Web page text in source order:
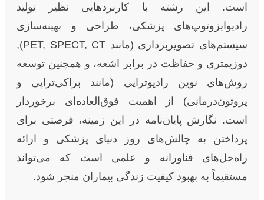
است. این رشته با کاربردهایی نظیر تولید
رادیوایزوتوپ‌های پزشکی، طراحی و بهینه‌سازی
سیستم‌های تصویربرداری (مانند PET, SPECT, CT),
دوزیمتری و حفاظت در برابر اشعه، و همچنین توسعه
روش‌های نوین رادیوتراپی (مانند براکی‌تراپی و
پروتون‌درمانی) از اهمیت فوق‌العاده‌ای برخوردار
است. نگارش پایان‌نامه در این زمینه، فرصتی برای
پرداختن به چالش‌های روز دنیای پزشکی و ارائه
راه‌حل‌های فناورانه و علمی است که می‌تواند
مستقیماً به بهبود کیفیت زندگی بیماران منجر شود.